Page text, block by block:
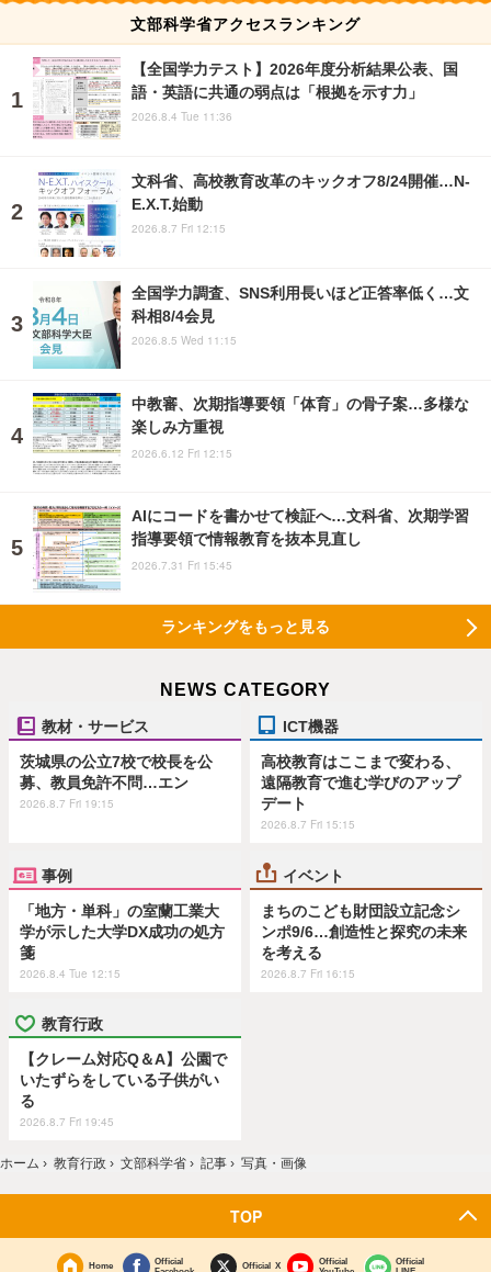
文部科学省アクセスランキング
【全国学力テスト】2026年度分析結果公表、国
語・英語に共通の弱点は「根拠を示す力」
2026.8.4 Tue 11:36
文科省、高校教育改革のキックオフ8/24開催…N-
E.X.T.始動
2026.8.7 Fri 12:15
全国学力調査、SNS利用長いほど正答率低く…文
科相8/4会見
2026.8.5 Wed 11:15
中教審、次期指導要領「体育」の骨子案…多様な
楽しみ方重視
2026.6.12 Fri 12:15
AIにコードを書かせて検証へ…文科省、次期学習
指導要領で情報教育を抜本見直し
2026.7.31 Fri 15:45
ランキングをもっと見る
NEWS CATEGORY
教材・サービス
茨城県の公立7校で校長を公
募、教員免許不問…エン
2026.8.7 Fri 19:15
ICT機器
高校教育はここまで変わる、
遠隔教育で進む学びのアップ
デート
2026.8.7 Fri 15:15
事例
「地方・単科」の室蘭工業大
学が示した大学DX成功の処方
箋
2026.8.4 Tue 12:15
イベント
まちのこども財団設立記念シ
ンポ9/6…創造性と探究の未来
を考える
2026.8.7 Fri 16:15
教育行政
【クレーム対応Q＆A】公園で
いたずらをしている子供がい
る
2026.8.7 Fri 19:45
ホーム › 教育行政 › 文部科学省 › 記事 › 写真・画像
TOP
Home
Official
Official X
Official
Official